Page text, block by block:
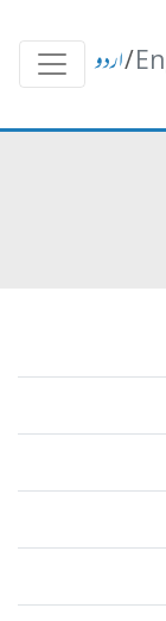
/اردو